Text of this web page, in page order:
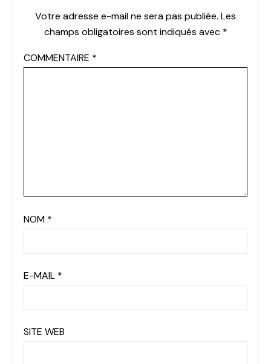
Votre adresse e-mail ne sera pas publiée. Les
champs obligatoires sont indiqués avec *
COMMENTAIRE *
NOM *
E-MAIL *
SITE WEB